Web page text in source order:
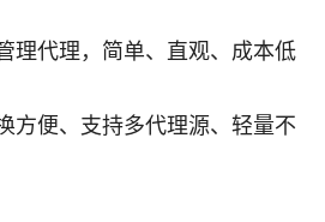
理代理，简单、直观、成本低
方便、支持多代理源、轻量不